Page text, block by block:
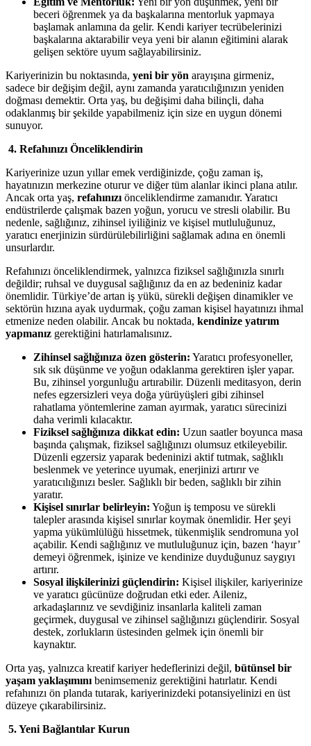
beceri öğrenmek ya da başkalarına mentorluk yapmaya
başlamak anlamına da gelir. Kendi kariyer tecrübelerinizi
başkalarına aktarabilir veya yeni bir alanın eğitimini alarak
gelişen sektöre uyum sağlayabilirsiniz.
Kariyerinizin bu noktasında, yeni bir yön arayışına girmeniz,
sadece bir değişim değil, aynı zamanda yaratıcılığınızın yeniden
doğması demektir. Orta yaş, bu değişimi daha bilinçli, daha
odaklanmış bir şekilde yapabilmeniz için size en uygun dönemi
sunuyor.
4. Refahınızı Önceliklendirin
Kariyerinize uzun yıllar emek verdiğinizde, çoğu zaman iş,
hayatınızın merkezine oturur ve diğer tüm alanlar ikinci plana atılır.
Ancak orta yaş, refahınızı önceliklendirme zamanıdır. Yaratıcı
endüstrilerde çalışmak bazen yoğun, yorucu ve stresli olabilir. Bu
nedenle, sağlığınız, zihinsel iyiliğiniz ve kişisel mutluluğunuz,
yaratıcı enerjinizin sürdürülebilirliğini sağlamak adına en önemli
unsurlardır.
Refahınızı önceliklendirmek, yalnızca fiziksel sağlığınızla sınırlı
değildir; ruhsal ve duygusal sağlığınız da en az bedeniniz kadar
önemlidir. Türkiye’de artan iş yükü, sürekli değişen dinamikler ve
sektörün hızına ayak uydurmak, çoğu zaman kişisel hayatınızı ihmal
etmenize neden olabilir. Ancak bu noktada, kendinize yatırım
yapmanız gerektiğini hatırlamalısınız.
Zihinsel sağlığınıza özen gösterin: Yaratıcı profesyoneller,
sık sık düşünme ve yoğun odaklanma gerektiren işler yapar.
Bu, zihinsel yorgunluğu artırabilir. Düzenli meditasyon, derin
nefes egzersizleri veya doğa yürüyüşleri gibi zihinsel
rahatlama yöntemlerine zaman ayırmak, yaratıcı sürecinizi
daha verimli kılacaktır.
Fiziksel sağlığınıza dikkat edin: Uzun saatler boyunca masa
başında çalışmak, fiziksel sağlığınızı olumsuz etkileyebilir.
Düzenli egzersiz yaparak bedeninizi aktif tutmak, sağlıklı
beslenmek ve yeterince uyumak, enerjinizi artırır ve
yaratıcılığınızı besler. Sağlıklı bir beden, sağlıklı bir zihin
yaratır.
Kişisel sınırlar belirleyin: Yoğun iş temposu ve sürekli
talepler arasında kişisel sınırlar koymak önemlidir. Her şeyi
yapma yükümlülüğü hissetmek, tükenmişlik sendromuna yol
açabilir. Kendi sağlığınız ve mutluluğunuz için, bazen ‘hayır’
demeyi öğrenmek, işinize ve kendinize duyduğunuz saygıyı
artırır.
Sosyal ilişkilerinizi güçlendirin: Kişisel ilişkiler, kariyerinize
ve yaratıcı gücünüze doğrudan etki eder. Aileniz,
arkadaşlarınız ve sevdiğiniz insanlarla kaliteli zaman
geçirmek, duygusal ve zihinsel sağlığınızı güçlendirir. Sosyal
destek, zorlukların üstesinden gelmek için önemli bir
kaynaktır.
Orta yaş, yalnızca kreatif kariyer hedeflerinizi değil, bütünsel bir
yaşam yaklaşımını benimsemeniz gerektiğini hatırlatır. Kendi
refahınızı ön planda tutarak, kariyerinizdeki potansiyelinizi en üst
düzeye çıkarabilirsiniz.
5. Yeni Bağlantılar Kurun